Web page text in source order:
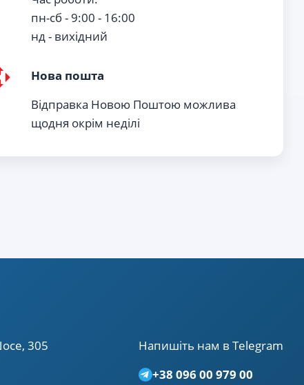
пн-сб - 9:00 - 16:00
нд - вихiдний
Нова пошта
Відправка Новою Поштою можлива
щодня окрім неділі
305
Напишiть нам в Telegram
+38 096 00 979 00